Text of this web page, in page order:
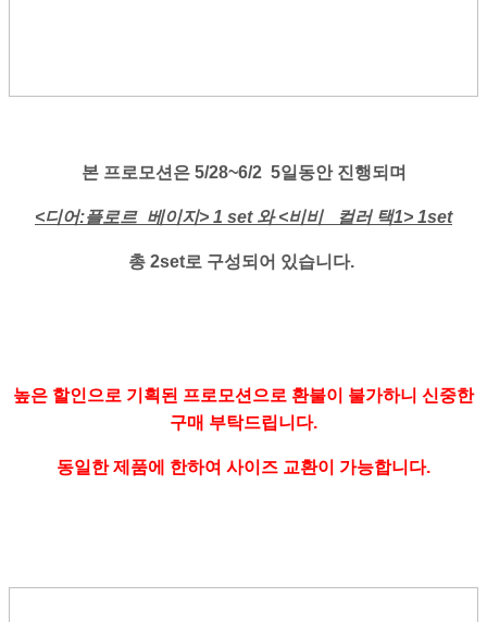
본 프로모션은 5/28~6/2 5일동안 진행되며
<디어:플로르_베이지> 1 set 와 <비비_ 컬러 택1> 1set
총 2set로 구성되어 있습니다.
높은 할인으로 기획된 프로모션으로 환불이 불가하니 신중한
구매 부탁드립니다.
동일한 제품에 한하여 사이즈 교환이 가능합니다.